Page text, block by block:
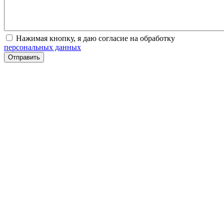
Нажимая кнопку, я даю согласие на обработку
персональных данных